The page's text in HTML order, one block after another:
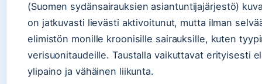
(Suomen sydänsairauksien asiantuntijajärjestö)
on jatkuvasti lievästi aktivoitunut, mutta ilman
elimistön monille kroonisille sairauksille, kuten
verisuonitaudeille. Taustalla vaikuttavat erityisesti
ylipaino ja vähäinen liikunta.